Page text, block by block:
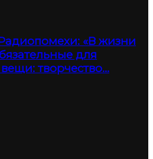
«В жизни
для
творчество…